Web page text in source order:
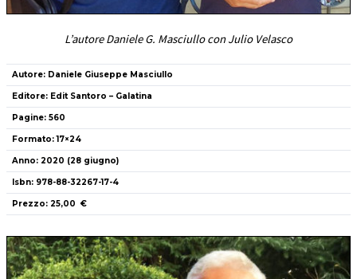
L’autore Daniele G. Masciullo con Julio Velasco
Autore: Daniele Giuseppe Masciullo
Editore: Edit Santoro – Galatina
Pagine:560
Formato:17×24
Anno:2020 (28 giugno)
Isbn: 978-88-32267-17-4
Prezzo: 25,00 €